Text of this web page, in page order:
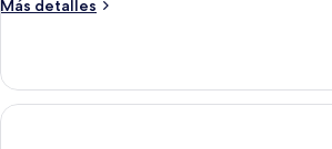
Más detalles